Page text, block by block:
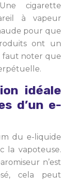
cigarette
à vapeur
pour que
ont un
faut noter que
idéale
d’un e-
du e-liquide
la vapoteuse.
n’est
cela peut